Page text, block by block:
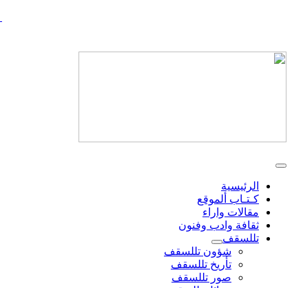
الرئيسية
كـتـاب ألموقع
مقالات واراء
ثقافة وادب وفنون
تللسقف
شؤون تللسقف
تأريخ تللسقف
صور تللسقف